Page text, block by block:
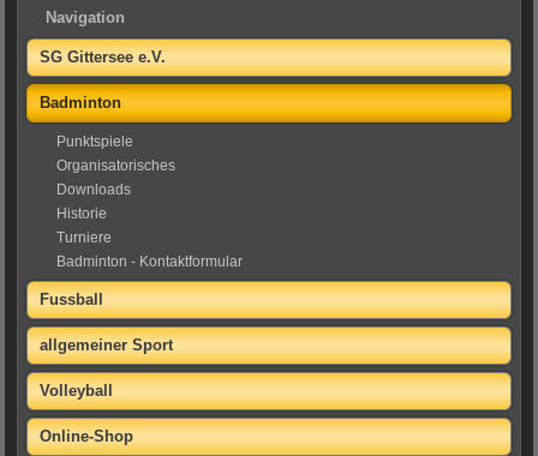
Navigation
SG Gittersee e.V.
Badminton
Punktspiele
Organisatorisches
Downloads
Historie
Turniere
Badminton - Kontaktformular
Fussball
allgemeiner Sport
Volleyball
Online-Shop